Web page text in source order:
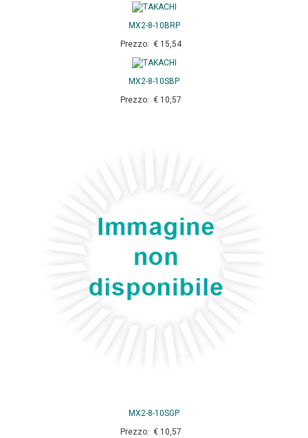
MX2-8-10BRP
Prezzo: € 15,54
MX2-8-10SBP
Prezzo: € 10,57
MX2-8-10SGP
Prezzo: € 10,57